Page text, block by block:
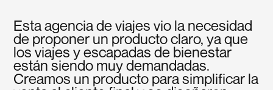
Esta agencia de viajes vio la necesidad
de proponer un producto claro, ya que
los viajes y escapadas de bienestar
están siendo muy demandadas.
Creamos un producto para simplificar la